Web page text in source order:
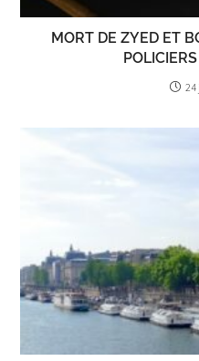
MORT DE ZYED ET
24